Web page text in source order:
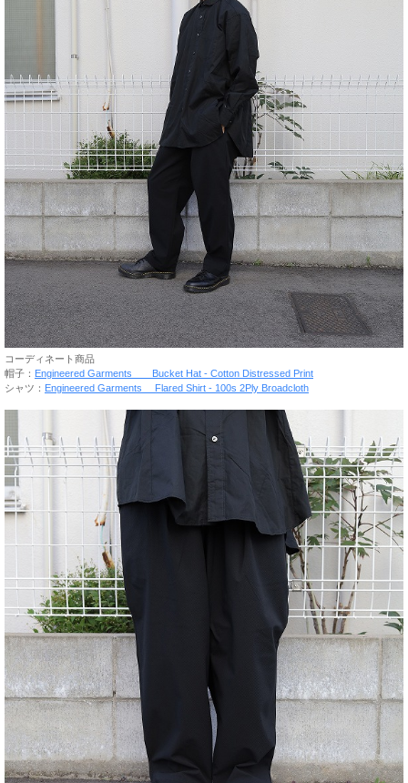
コーディネート商品
帽子： Engineered Garments Bucket Hat - Cotton Distressed Print
シャツ： Engineered Garments Flared Shirt - 100s 2Ply Broadcloth